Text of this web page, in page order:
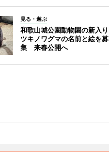
見る・遊ぶ
和歌山城公園動物園の新入り
ツキノワグマの名前と絵を募
集 来春公開へ